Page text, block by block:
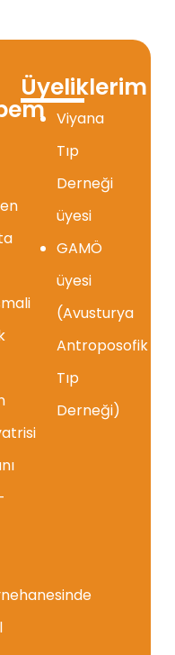
Üyeliklerim
Viyana
Tıp
Derneği
üyesi
GAMÖ
üyesi
(Avusturya
Antroposofik
Tıp
Derneği)